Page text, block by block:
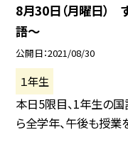
8月30日（月曜日）
語〜
公開日 2021/08/30
１年生
本日5限目、1年生の国
ら全学年、午後も授業